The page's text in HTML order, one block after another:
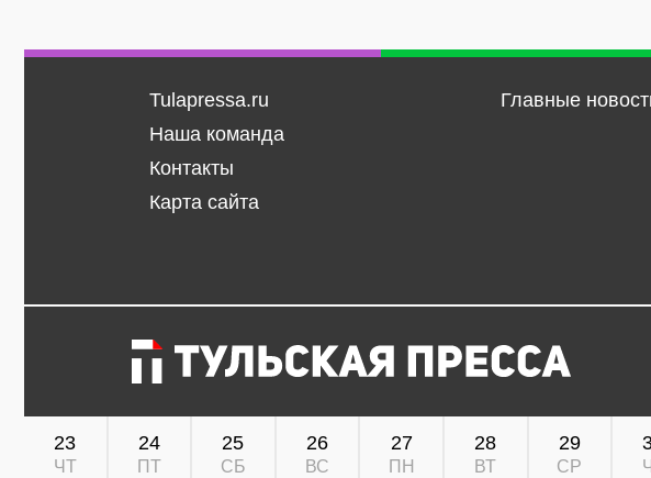
Tulapressa.ru
Наша команда
Контакты
Карта сайта
Главные
23
ЧТ
24
ПТ
25
СБ
26
ВС
27
ПН
28
ВТ
29
СР